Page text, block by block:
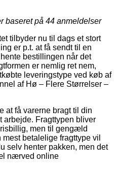
baseret på 44 anmeldelser
tilbyder nu til dags et stort
er p.t. at få sendt til en
bestillingen når det
er nemlig ret nem,
leveringstype ved køb af
af Hø – Flere Størrelser –
at få varerne bragt til din
Fragttypen bliver
men til gengæld
betalelige fragttype vil
selv henter pakken, men det
nærved online